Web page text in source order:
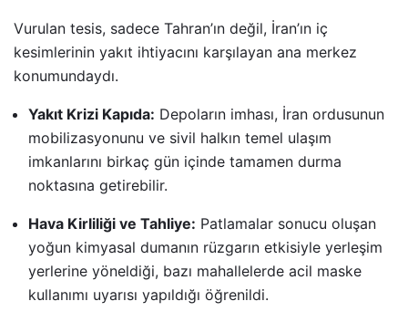
Vurulan tesis, sadece Tahran’ın değil, İran’ın iç
kesimlerinin yakıt ihtiyacını karşılayan ana merkez
konumundaydı.
Yakıt Krizi Kapıda: Depoların imhası, İran ordusunun
mobilizasyonunu ve sivil halkın temel ulaşım
imkanlarını birkaç gün içinde tamamen durma
noktasına getirebilir.
Hava Kirliliği ve Tahliye: Patlamalar sonucu oluşan
yoğun kimyasal dumanın rüzgarın etkisiyle yerleşim
yerlerine yöneldiği, bazı mahallelerde acil maske
kullanımı uyarısı yapıldığı öğrenildi.